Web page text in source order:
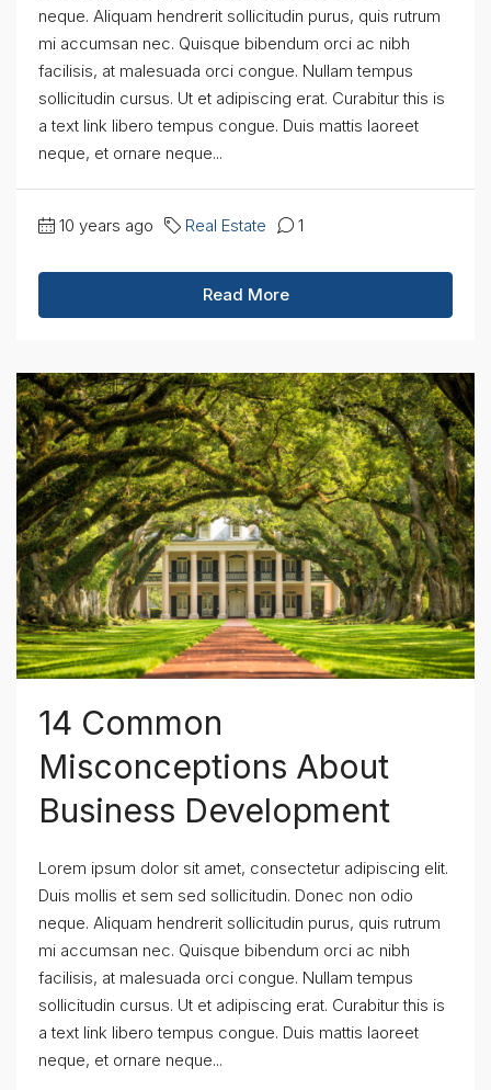
neque. Aliquam hendrerit sollicitudin purus, quis rutrum
mi accumsan nec. Quisque bibendum orci ac nibh
facilisis, at malesuada orci congue. Nullam tempus
sollicitudin cursus. Ut et adipiscing erat. Curabitur this is
a text link libero tempus congue. Duis mattis laoreet
neque, et ornare neque...
10 years ago Real Estate 1
Read More
14 Common
Misconceptions About
Business Development
Lorem ipsum dolor sit amet, consectetur adipiscing elit.
Duis mollis et sem sed sollicitudin. Donec non odio
neque. Aliquam hendrerit sollicitudin purus, quis rutrum
mi accumsan nec. Quisque bibendum orci ac nibh
facilisis, at malesuada orci congue. Nullam tempus
sollicitudin cursus. Ut et adipiscing erat. Curabitur this is
a text link libero tempus congue. Duis mattis laoreet
neque, et ornare neque...